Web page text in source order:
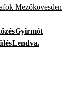
Mezőkövesden
Gyirmót
Lendva.